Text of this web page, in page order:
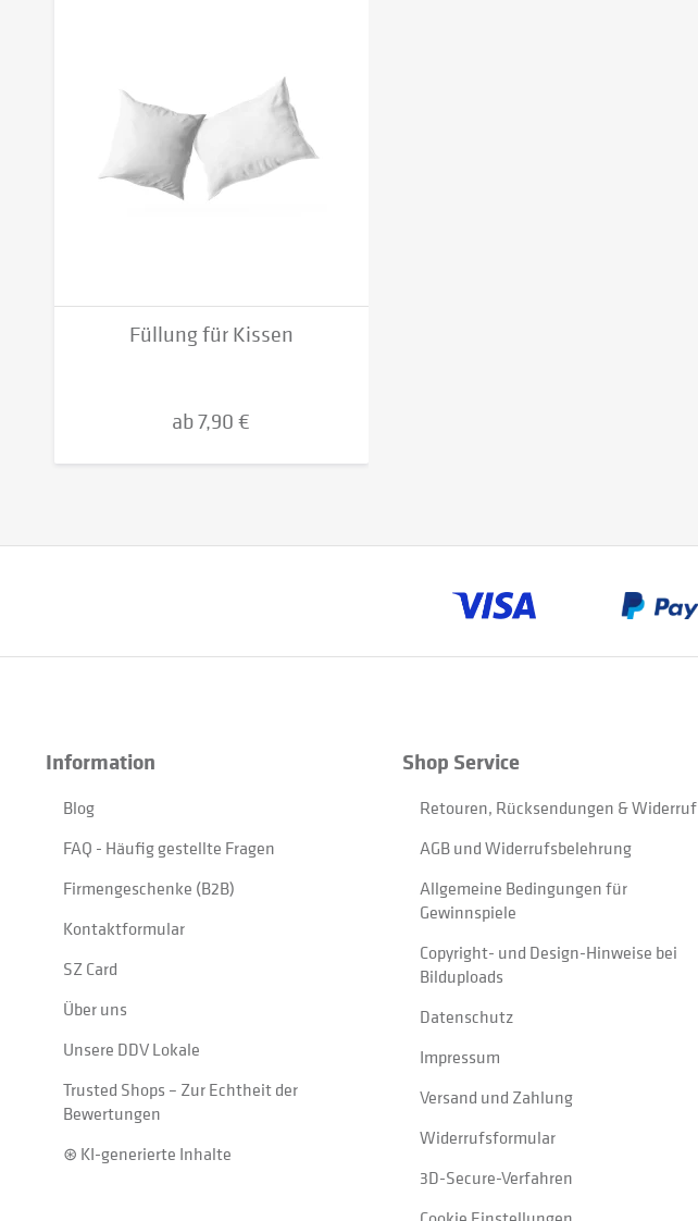
Füllung für Kissen
ab 7,90 €
Information
Blog
FAQ - Häufig gestellte Fragen
Firmengeschenke (B2B)
Kontaktformular
SZ Card
Über uns
Unsere DDV Lokale
Trusted Shops – Zur Echtheit der
Bewertungen
⊛ KI-generierte Inhalte
Shop Service
Retouren, Rücksendungen & Widerruf
AGB und Widerrufsbelehrung
Allgemeine Bedingungen für
Gewinnspiele
Copyright- und Design-Hinweise bei
Bilduploads
Datenschutz
Impressum
Versand und Zahlung
Widerrufsformular
3D-Secure-Verfahren